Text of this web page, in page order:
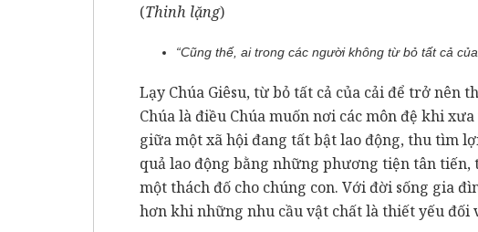
(Thinh lặng)
“Cũng thế, ai trong các ngườikhông từ bỏ tất cả
Lạy Chúa Giêsu, từ bỏ tất cả của cải để trở nên
Chúa là điều Chúa muốn nơi các môn đệ khi
giữa một xã hội đang tất bật lao động, thu tìm
quả lao động bằng những phương tiện tân
một thách đố cho chúng con. Với đời sống gia
hơn khi những nhu cầu vật chất là thiết yếu đối